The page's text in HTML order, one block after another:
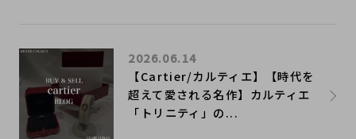
【Cartier/カルティエ】【時代を
超えて愛される名作】カルティエ
「トリニティ」の...
2026.06.14